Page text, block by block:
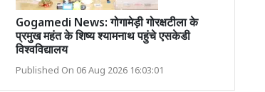
Gogamedi News: गोगामेड़ी गोरक्षटीला के
प्रमुख महंत के शिष्य श्यामनाथ पहुंचे एसकेडी
विश्वविद्यालय
Published On 06 Aug 2026 16:03:01